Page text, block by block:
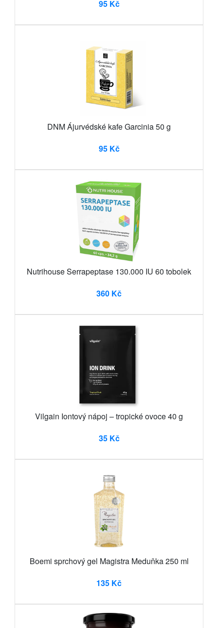
95 Kč
DNM Ájurvédské kafe Garcinia 50 g
95 Kč
Nutrihouse Serrapeptase 130.000 IU 60 tobolek
360 Kč
Vilgain Iontový nápoj – tropické ovoce 40 g
35 Kč
Boemi sprchový gel Magistra Meduňka 250 ml
135 Kč